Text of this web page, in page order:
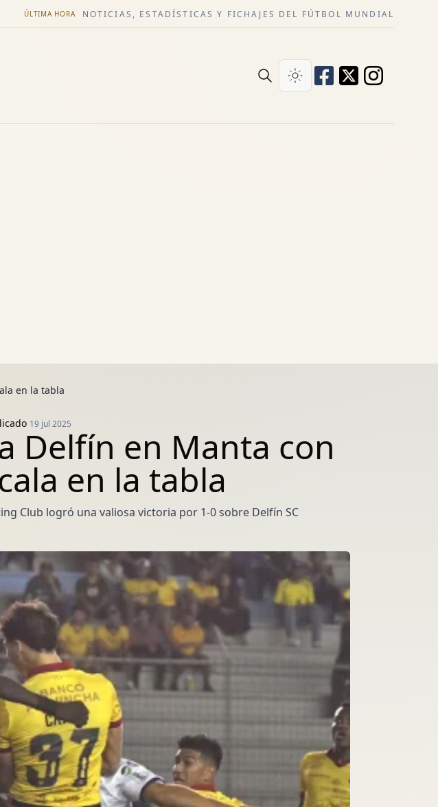
ÚLTIMA HORA NOTICIAS, ESTADÍSTICAS Y FICHAJES DEL FÚTBOL MUNDIAL
en la tabla
19 jul 2025
Delfín en Manta con
en la tabla
Club logró una valiosa victoria por 1-0 sobre Delfín SC